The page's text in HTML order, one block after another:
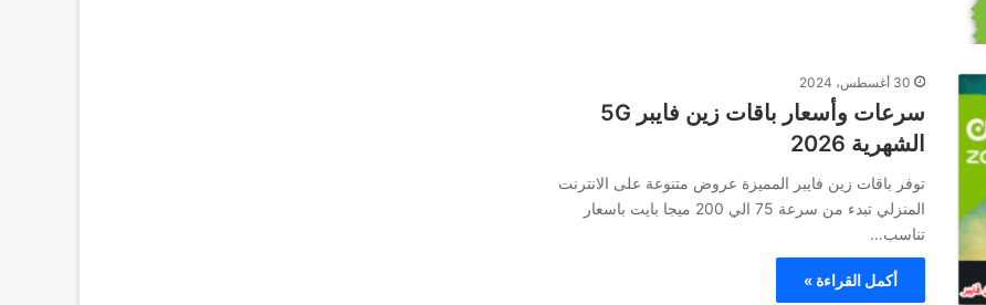
30 أغسطس، 2024
سرعات وأسعار باقات زين فايبر 5G
الشهرية 2026
توفر باقات زين فايبر المميزة عروض متنوعة على الانترنت
المنزلي تبدء من سرعة 75 الي 200 ميجا بايت باسعار
تناسب…
أكمل القراءة »